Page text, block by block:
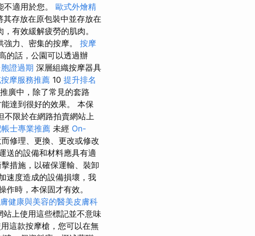
適用於您。 歐式外燴精
存放在原包裝中並存放在
有效緩解疲勞的肌肉。
力、密集的按摩。 按摩
的話，公園可以透過辦
證過期 深層組織按摩器具
摩服務推薦 10 提升排名
廣中，除了常見的套路
達到很好的效果。 本保
限於在網路拍賣網站上
士專業推薦 未經 On-
修理、更換、更改或修改
送的設備和材料應具有適
措施，以確保運輸、裝卸
速度造成的設備損壞，我
作時，本保固才有效。
健康與美容的醫美皮膚科
站上使用這些標記並不意味
這款按摩槍，您可以在無